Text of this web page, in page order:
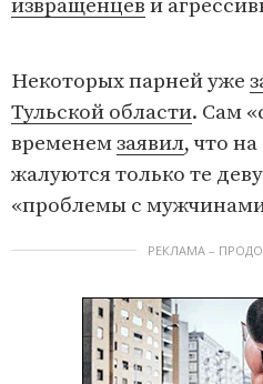
извращенцев и
t
e
e
d
4
6
9
7
Некоторых парней уже
Тульской области. Сам
временемзаявил, что
жалуются только те
«проблемы с
РЕКЛАМА –